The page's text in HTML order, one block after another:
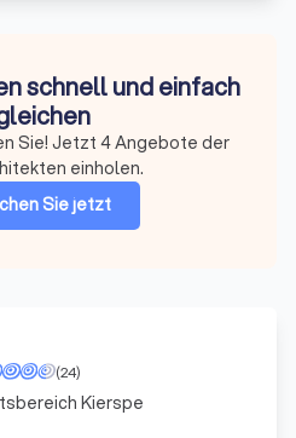
schnell und einfach
Sie! Jetzt 4 Angebote der
einholen.
Sie jetzt
(24)
Kierspe